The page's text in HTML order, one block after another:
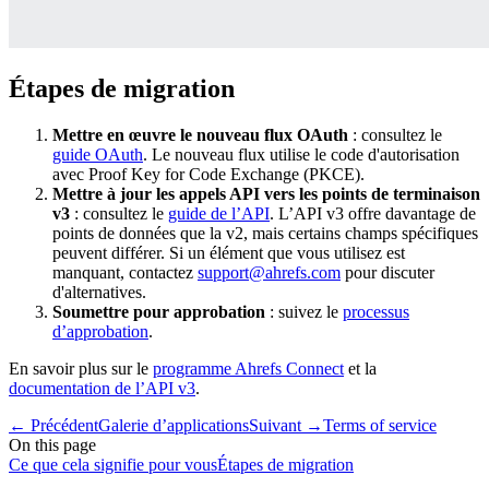
Étapes de migration
Mettre en œuvre le nouveau flux OAuth : consultez le
guide OAuth. Le nouveau flux utilise le code d'autorisation
avec Proof Key for Code Exchange (PKCE).
Mettre à jour les appels API vers les points de terminaison
v3 : consultez le guide de l’API. L’API v3 offre davantage de
points de données que la v2, mais certains champs spécifiques
peuvent différer. Si un élément que vous utilisez est
manquant, contactez support@ahrefs.com pour discuter
d'alternatives.
Soumettre pour approbation : suivez le processus
d’approbation.
En savoir plus sur le programme Ahrefs Connect et la
documentation de l’API v3.
← PrécédentGalerie d’applicationsSuivant →Terms of service
On this page
Ce que cela signifie pour vousÉtapes de migration